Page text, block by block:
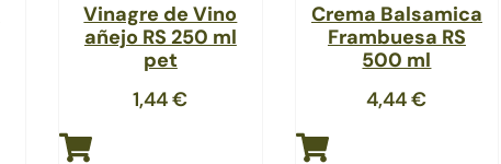
Vinagre de Vino
añejo RS 250 ml
pet
1,44€
Crema Balsamica
Frambuesa RS
500 ml
4,44€